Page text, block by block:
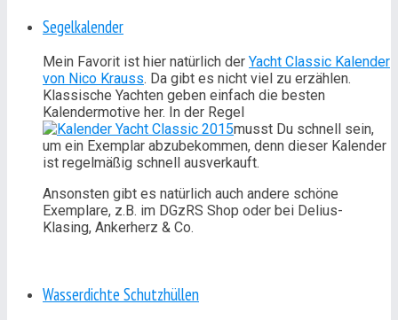
Segelkalender
Mein Favorit ist hier natürlich der Yacht Classic Kalender
von Nico Krauss. Da gibt es nicht viel zu erzählen.
Klassische Yachten geben einfach die besten
Kalendermotive her. In der Regel
musst Du schnell sein,
um ein Exemplar abzubekommen, denn dieser Kalender
ist regelmäßig schnell ausverkauft.
Ansonsten gibt es natürlich auch andere schöne
Exemplare, z.B. im DGzRS Shop oder bei Delius-
Klasing, Ankerherz & Co.
Wasserdichte Schutzhüllen